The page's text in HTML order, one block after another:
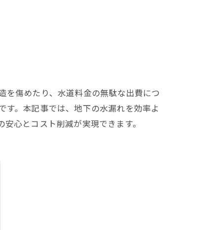
傷めたり、水道料金の無駄な出費につ
。本記事では、地下の水漏れを効率よ
心とコスト削減が実現できます。